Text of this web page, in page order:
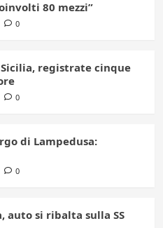
80 mezzi”
0
registrate cinque
0
di Lampedusa:
0
auto si ribalta sulla SS